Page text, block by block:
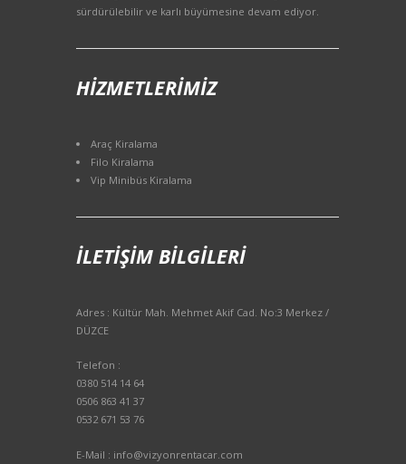
sürdürülebilir ve karlı büyümesine devam ediyor.
HIZMETLERIMIZ
Araç Kiralama
Filo Kiralama
Vip Minibüs Kiralama
İLETIŞIM BILGILERI
Adres : Kültür Mah. Mehmet Akif Cad. No:3 Merkez /
DÜZCE
Telefon :
0380 514 14 64
0506 863 41 37
0532 671 53 76
E-Mail : info@vizyonrentacar.com